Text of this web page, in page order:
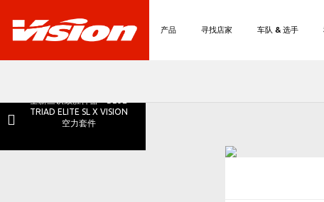
产品 寻找店家 车队 & 选手
TRIAD ELITE SL X VISION
空力套件